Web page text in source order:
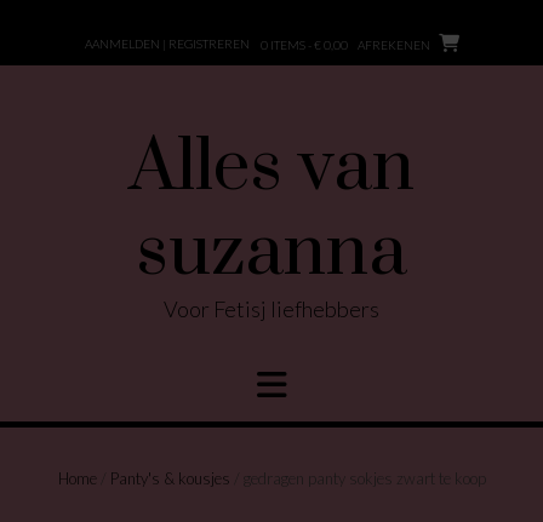
de
AANMELDEN | REGISTREREN 0 ITEMS - € 0,00 AFREKENEN
Alles van
suzanna
Voor Fetisj liefhebbers
Home Panty's & kousjes / gedragen panty sokjes zwart te koop